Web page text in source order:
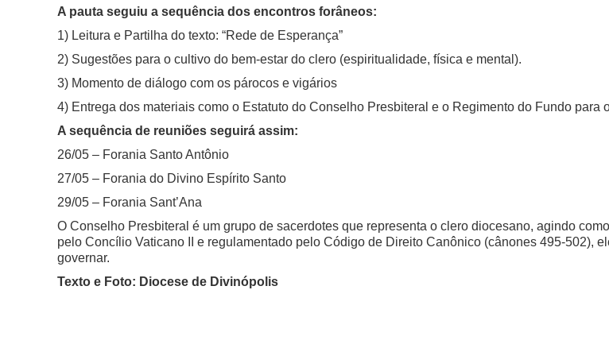
A pauta seguiu a sequência dos encontros forâneos:
1) Leitura e Partilha do texto: “Rede de Esperança”
2) Sugestões para o cultivo do bem-estar do clero (espiritualidade, física e mental).
3) Momento de diálogo com os párocos e vigários
4) Entrega dos materiais como o Estatuto do Conselho Presbiteral e o Regimento do Fundo para
A sequência de reuniões seguirá assim:
26/05 – Forania Santo Antônio
27/05 – Forania do Divino Espírito Santo
29/05 – Forania Sant’Ana
O Conselho Presbiteral é um grupo de sacerdotes que representa o clero diocesano, agindo
pelo Concílio Vaticano II e regulamentado pelo Código de Direito Canônico (cânones 495-502),
governar.
Texto e Foto: Diocese de Divinópolis